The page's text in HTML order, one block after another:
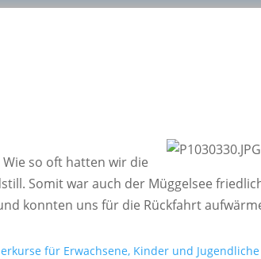
so oft hat­ten wir die
Somit war auch der Müg­gel­see
konn­ten uns für die Rück­fahrt
für Erwachsene, Kinder und